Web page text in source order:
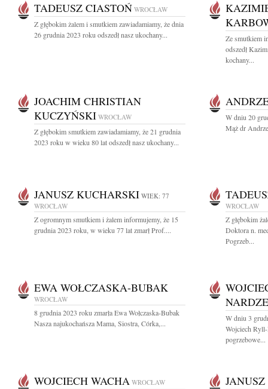
TADEUSZ CIASTOŃ WROCŁAW
Z głębokim żalem i smutkiem zawiadamiamy, że dnia
26 grudnia 2023 roku odszedł nasz ukochany...
Ze smutkiem
odszedł
kochany...
JOACHIM CHRISTIAN
KUCZYŃSKI WROCŁAW
Z głębokim smutkiem zawiadamiamy, że 21 grudnia
2023 roku w wieku 80 lat odszedł nasz ukochany...
W dniu 20
Mąż dr
JANUSZ KUCHARSKI WIEK: 77
WROCŁAW
Z ogromnym smutkiem i żalem informujemy, że 15
grudnia 2023 roku, w wieku 77 lat zmarł Prof....
WROCŁAW
Z głębokim
Doktora n.
Pogrzeb...
EWA WOŁCZASKA-BUBAK
WROCŁAW
8 grudnia 2023 roku zmarła Ewa Wołczaska-Bubak
Nasza najukochańsza Mama, Siostra, Córka,...
W dniu 3
Wojciech
pogrzebowe...
WOJCIECH WACHA WROCŁAW